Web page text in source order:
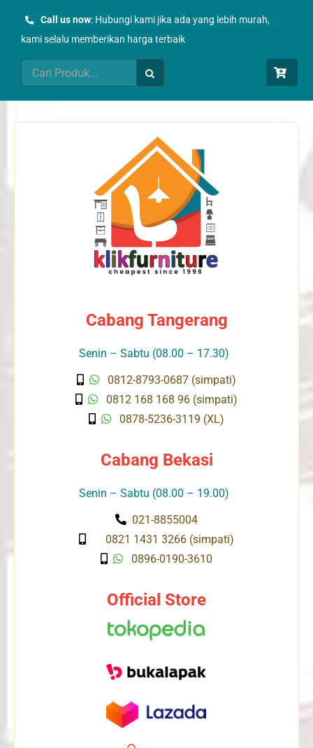
Call us now: Hubungi kami jika ada yang lebih murah,
kami selalu memberikan harga terbaik
Search
for:
Cabang Tangerang
Senin – Sabtu (08.00 – 17.30)
0812-8793-0687 (simpati)
0812 168 168 96 (simpati)
0878-5236-3119 (XL)
Cabang Bekasi
Senin – Sabtu (08.00 – 19.00)
021-8855004
0821 1431 3266 (simpati)
0896-0190-3610
Official Store